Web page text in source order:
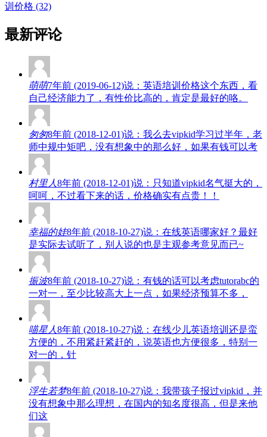
训价格 (32)
最新评论
萌萌7年前 (2019-06-12)说：英语培训价格这个东西，看
自己经济能力了，有性价比高的，肯定是最好的咯。
匆匆8年前 (2018-12-01)说：我么去vipkid学习过半年，老
师中规中矩吧，没有想象中的那么好，如果有钱可以考
村里人8年前 (2018-12-01)说：只知道vipkid名气挺大的，
呵呵，不过看下来的话，价格确实有点贵！！
幸福的娃8年前 (2018-10-27)说：在线英语哪家好？最好
是实际去试听了，别人说的也是主观参考意见而已~
振波8年前 (2018-10-27)说：有钱的话可以考虑tutorabc的
一对一，至少比较高大上一点，如果经济预算不多，
喵星人8年前 (2018-10-27)说：在线少儿英语培训还是蛮
方便的，不用紧赶紧赶的，说英语也方便很多，特别一
对一的，针
浮生若梦8年前 (2018-10-27)说：我带孩子报过vipkid，并
没有想象中那么理想，在国内的知名度很高，但是来他
们这